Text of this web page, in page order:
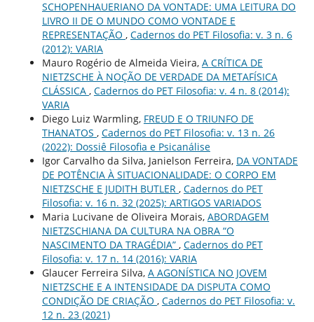
SCHOPENHAUERIANO DA VONTADE: UMA LEITURA DO
LIVRO II DE O MUNDO COMO VONTADE E
REPRESENTAÇÃO , Cadernos do PET Filosofia: v. 3 n. 6
(2012): VARIA
Mauro Rogério de Almeida Vieira, A CRÍTICA DE
NIETZSCHE À NOÇÃO DE VERDADE DA METAFÍSICA
CLÁSSICA , Cadernos do PET Filosofia: v. 4 n. 8 (2014):
VARIA
Diego Luiz Warmling, FREUD E O TRIUNFO DE
THANATOS , Cadernos do PET Filosofia: v. 13 n. 26
(2022): Dossiê Filosofia e Psicanálise
Igor Carvalho da Silva, Janielson Ferreira, DA VONTADE
DE POTÊNCIA À SITUACIONALIDADE: O CORPO EM
NIETZSCHE E JUDITH BUTLER , Cadernos do PET
Filosofia: v. 16 n. 32 (2025): ARTIGOS VARIADOS
Maria Lucivane de Oliveira Morais, ABORDAGEM
NIETZSCHIANA DA CULTURA NA OBRA “O
NASCIMENTO DA TRAGÉDIA” , Cadernos do PET
Filosofia: v. 17 n. 14 (2016): VARIA
Glaucer Ferreira Silva, A AGONÍSTICA NO JOVEM
NIETZSCHE E A INTENSIDADE DA DISPUTA COMO
CONDIÇÃO DE CRIAÇÃO , Cadernos do PET Filosofia: v.
12 n. 23 (2021)